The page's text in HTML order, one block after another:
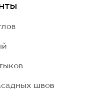
швов